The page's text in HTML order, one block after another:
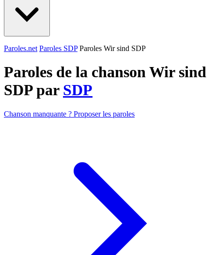
Paroles.net Paroles SDP Paroles Wir sind SDP
Paroles de la chanson Wir sind
SDP par SDP
Chanson manquante ? Proposer les paroles